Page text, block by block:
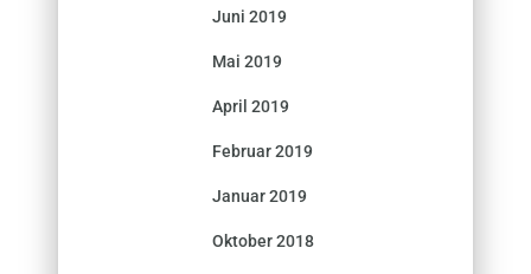
Juni 2019
Mai 2019
April 2019
Februar 2019
Januar 2019
Oktober 2018